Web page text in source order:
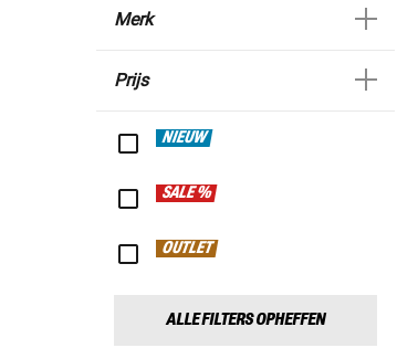
Merk
Prijs
NIEUW
SALE %
OUTLET
ALLE FILTERS OPHEFFEN